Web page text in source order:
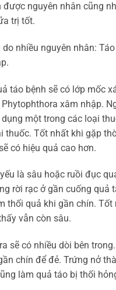
nguyên nhân cũng
trị tốt.
nhiều nguyên nhân:
táo bệnh sẽ có lớp mốc
xâm nhập.
một trong các loại
Tốt nhất khi gặp
có hiệu quả cao hơn.
là sâu hoặc ruồi đục
rời rạc ở gần cuống quả
thối quả khi gần chín.
vẫn còn sâu.
sẽ có nhiều dòi bên
chín để đẻ. Trứng nở
làm quả táo bị thối